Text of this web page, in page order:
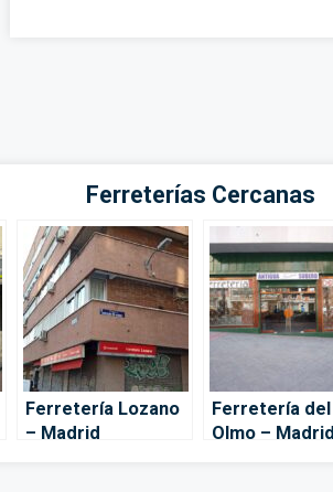
Ferreterías Cercanas
Ferretería Lozano
– Madrid
Ferretería del
Olmo – Madrid